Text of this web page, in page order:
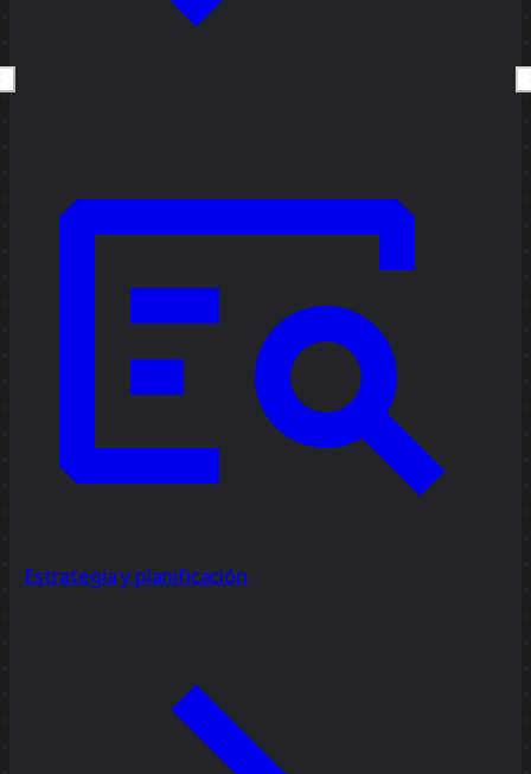
Estrategia y planificación